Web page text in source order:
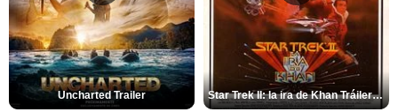
Uncharted Trailer Star Trek II: la ira de Khan Tráiler VO